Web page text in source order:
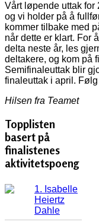
Vårt løpende uttak for
og vi holder på å
kommer tilbake med
når dette er klart. For
delta neste år, les
deltakere, og kom på
Semifinaleuttak blir
finaleuttak i april. Følg
Hilsen fra Teamet
Topplisten
basert på
finalistenes
aktivitetspoeng
1. Isabelle
Heiertz
Dahle